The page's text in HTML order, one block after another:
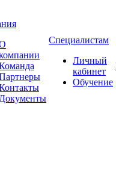
Документы
Специалистам
Личный
кабинет
Обучение